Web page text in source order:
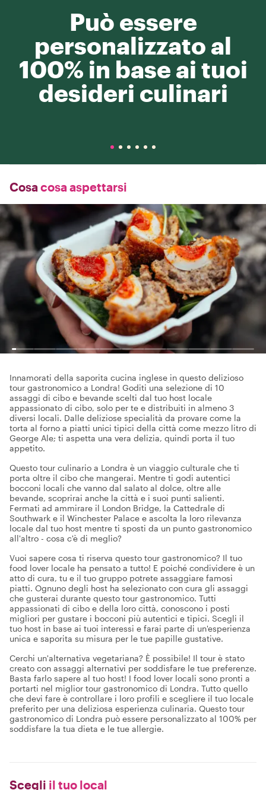
Può essere
personalizzato al
100% in base ai tuoi
desideri culinari
Cosa cosa aspettarsi
Innamorati della saporita cucina inglese in questo delizioso
tour gastronomico a Londra! Goditi una selezione di 10
assaggi di cibo e bevande scelti dal tuo host locale
appassionato di cibo, solo per te e distribuiti in almeno 3
diversi locali. Dalle deliziose specialità da provare come la
torta al forno a piatti unici tipici della città come mezzo litro di
George Ale; ti aspetta una vera delizia, quindi porta il tuo
appetito.
Questo tour culinario a Londra è un viaggio culturale che ti
porta oltre il cibo che mangerai. Mentre ti godi autentici
bocconi locali che vanno dal salato al dolce, oltre alle
bevande, scoprirai anche la città e i suoi punti salienti.
Fermati ad ammirare il London Bridge, la Cattedrale di
Southwark e il Winchester Palace e ascolta la loro rilevanza
locale dal tuo host mentre ti sposti da un punto gastronomico
all'altro - cosa c'è di meglio?
Vuoi sapere cosa ti riserva questo tour gastronomico? Il tuo
food lover locale ha pensato a tutto! E poiché condividere è un
atto di cura, tu e il tuo gruppo potrete assaggiare famosi
piatti. Ognuno degli host ha selezionato con cura gli assaggi
che gusterai durante questo tour gastronomico. Tutti
appassionati di cibo e della loro città, conoscono i posti
migliori per gustare i bocconi più autentici e tipici. Scegli il
tuo host in base ai tuoi interessi e farai parte di un'esperienza
unica e saporita su misura per le tue papille gustative.
Cerchi un'alternativa vegetariana? È possibile! Il tour è stato
creato con assaggi alternativi per soddisfare le tue preferenze.
Basta farlo sapere al tuo host! I food lover locali sono pronti a
portarti nel miglior tour gastronomico di Londra. Tutto quello
che devi fare è controllare i loro profili e scegliere il tuo locale
preferito per una deliziosa esperienza culinaria. Questo tour
gastronomico di Londra può essere personalizzato al 100% per
soddisfare la tua dieta e le tue allergie.
Scegli il tuo local